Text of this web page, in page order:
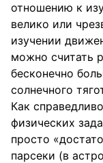
отношению к
велико или
изучении
можно считать
бесконечно
солнечного
Как
физических
просто
парсеки (в